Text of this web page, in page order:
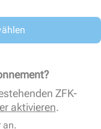
ZFK-
aktivieren.
an.